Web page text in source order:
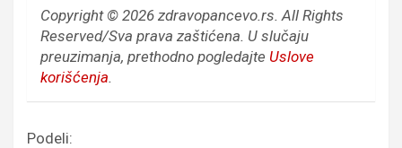
Copyright © 2026 zdravopancevo.rs. All Rights
Reserved/Sva prava zaštićena. U slučaju
preuzimanja, prethodno pogledajte Uslove
korišćenja.
Podeli: